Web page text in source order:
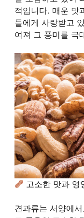
적입니다. 매운 맛
들에게 사랑받고
여져 그 풍미를 극
고소한 맛과 영
견과류는 서양에